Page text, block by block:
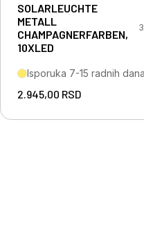
SOLARLEUCHTE
METALL
CHAMPAGNERFARBEN,
10XLED
Isporuka 7-15 radnih dana
2.945,00 RSD